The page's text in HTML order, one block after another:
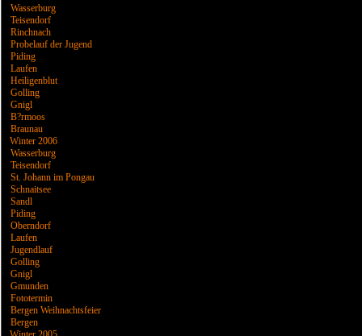
Wasserburg
Teisendorf
Rinchnach
Probelauf der Jugend
Piding
Laufen
Heiligenblut
Golling
Gnigl
B?rmoos
Braunau
Winter 2006
Wasserburg
Teisendorf
St. Johann im Pongau
Schnaitsee
Sandl
Piding
Oberndorf
Laufen
Jugendlauf
Golling
Gnigl
Gmunden
Fototermin
Bergen Weihnachtsfeier
Bergen